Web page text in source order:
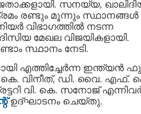
സനയ്യ,
രണ്ടും മൂന്നും സ്ഥാനങ്ങൾ
വിഭാഗത്തിൽ നടന്ന
മേഖല വിജയികളായി.
സ്ഥാനം നേടി.
എത്തിച്ചേർന്ന ഇന്ത്യൻ
കെ. വിനീത്, ഡി. വൈ. എഫ്.
വി. കെ. സനോജ്
ഉദ്ഘാടനം ചെയ്തു.